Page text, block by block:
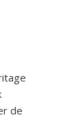
de